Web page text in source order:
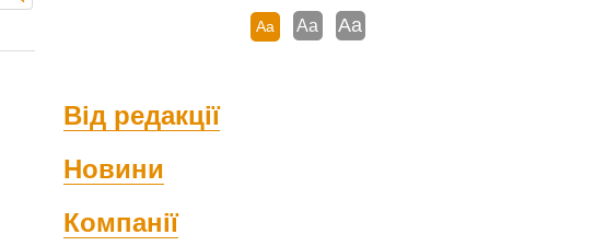
Aa Aa Aa
Від редакції
Новини
Компанії